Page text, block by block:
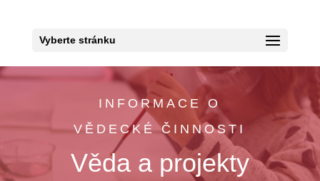
Vyberte stránku
INFORMACE O
VĚDECKÉ ČINNOSTI
Věda a projekty